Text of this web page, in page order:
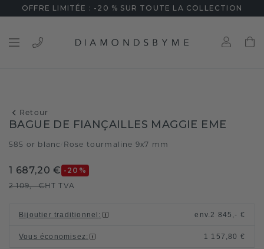
OFFRE LIMITÉE : -20 % SUR TOUTE LA COLLECTION
Retour
BAGUE DE FIANÇAILLES MAGGIE EME
585 or blanc Rose tourmaline 9x7 mm
1 687,20 € -20 %
2 109,- €HT TVA
Bijoutier traditionnel : env.2 845,- €
Vous économisez: 1 157,80 €